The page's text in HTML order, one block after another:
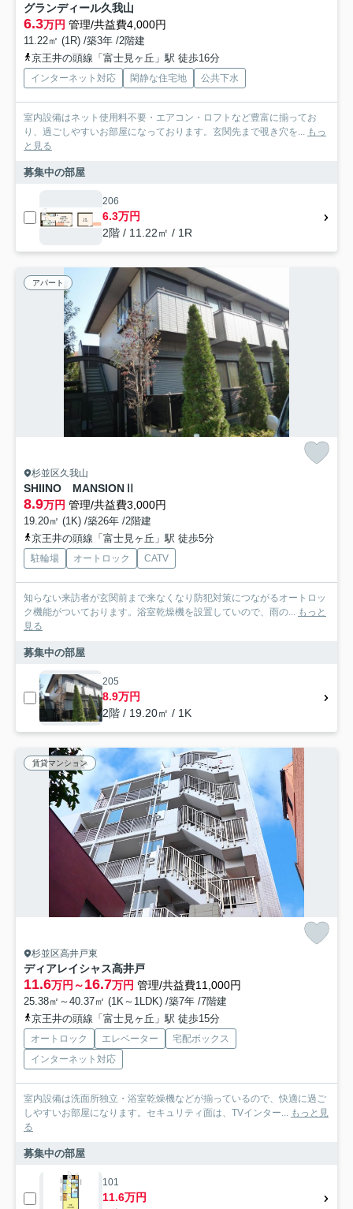
グランディール久我山
6.3万円 管理/共益費4,000円
11.22㎡ (1R) /築3年 /2階建
京王井の頭線「富士見ヶ丘」駅 徒歩16分
インターネット対応 閑静な住宅地 公共下水
室内設備はネット使用料不要・エアコン・ロフトなど豊富に揃ってお
り、過ごしやすいお部屋になっております。玄関先まで覗き穴を... もっ
と見る
募集中の部屋
206
6.3万円
2階 / 11.22㎡ / 1R
アパート
杉並区久我山
SHIINO MANSIONⅡ
8.9万円 管理/共益費3,000円
19.20㎡ (1K) /築26年 /2階建
京王井の頭線「富士見ヶ丘」駅 徒歩5分
駐輪場 オートロック CATV
知らない来訪者が玄関前まで来なくなり防犯対策につながるオートロッ
ク機能がついております。浴室乾燥機を設置していので、雨の... もっと
見る
募集中の部屋
205
8.9万円
2階 / 19.20㎡ / 1K
賃貸マンション
杉並区高井戸東
ディアレイシャス高井戸
11.6万円～16.7万円 管理/共益費11,000円
25.38㎡～40.37㎡ (1K～1LDK) /築7年 /7階建
京王井の頭線「富士見ヶ丘」駅 徒歩15分
オートロック エレベーター
宅配ボックス
インターネット対応
室内設備は洗面所独立・浴室乾燥機などが揃っているので、快適に過ご
しやすいお部屋になります。セキュリティ面は、TVインター... もっと見
る
募集中の部屋
101
11.6万円